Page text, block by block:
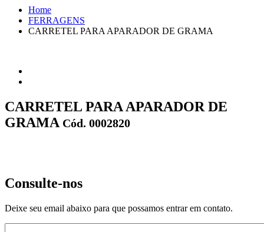
Home
FERRAGENS
CARRETEL PARA APARADOR DE GRAMA
CARRETEL PARA APARADOR DE
GRAMA Cód. 0002820
Consulte-nos
Deixe seu email abaixo para que possamos entrar em contato.